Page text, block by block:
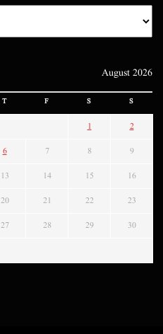
August 2026
T F S S
1 2
6 7 8 9
13 14 15 16
20 21 22 23
27 28 29 30